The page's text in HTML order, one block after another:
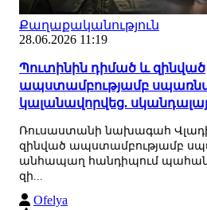
Քաղաքականություն
28.06.2026 11:19
Պուտինին դիմած և զինված
ապստամբությամբ
կալանավորվեց.
Ռուսաստանի նախագահ
զինված ապստամբությամբ
անհապաղ հանդիպում
զի...
Ofelya